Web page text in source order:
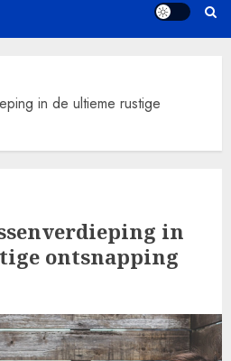
in de ultieme rustige
in
ontsnapping